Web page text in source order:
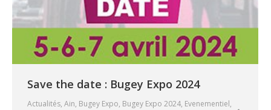
Save the date : Bugey Expo 2024
Actualités, Ain, Bugey Expo, Bugey Expo 2024, Evenementiel,